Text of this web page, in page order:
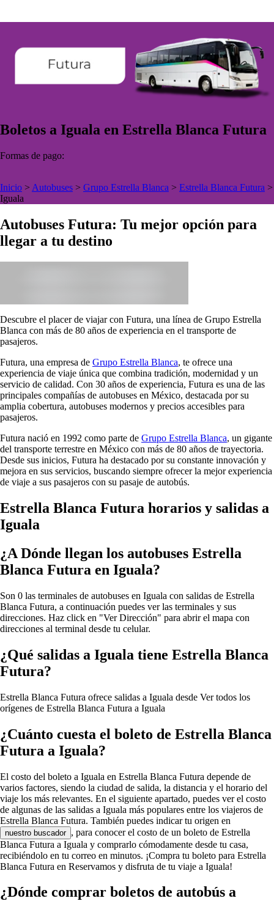
Boletos a Iguala en Estrella Blanca Futura
Formas de pago:
Inicio > Autobuses > Grupo Estrella Blanca > Estrella Blanca Futura >
Iguala
Autobuses Futura: Tu mejor opción para
llegar a tu destino
Descubre el placer de viajar con Futura, una línea de Grupo Estrella
Blanca con más de 80 años de experiencia en el transporte de
pasajeros.
Futura, una empresa de Grupo Estrella Blanca, te ofrece una
experiencia de viaje única que combina tradición, modernidad y un
servicio de calidad. Con 30 años de experiencia, Futura es una de las
principales compañías de autobuses en México, destacada por su
amplia cobertura, autobuses modernos y precios accesibles para
pasajeros.
Futura nació en 1992 como parte de Grupo Estrella Blanca, un gigante
del transporte terrestre en México con más de 80 años de trayectoria.
Desde sus inicios, Futura ha destacado por su constante innovación y
mejora en sus servicios, buscando siempre ofrecer la mejor experiencia
de viaje a sus pasajeros con su pasaje de autobús.
Estrella Blanca Futura horarios y salidas a
Iguala
¿A Dónde llegan los autobuses Estrella
Blanca Futura en Iguala?
Son 0 las terminales de autobuses en Iguala con salidas de Estrella
Blanca Futura, a continuación puedes ver las terminales y sus
direcciones. Haz click en "Ver Dirección" para abrir el mapa con
direcciones al terminal desde tu celular.
¿Qué salidas a Iguala tiene Estrella Blanca
Futura?
Estrella Blanca Futura ofrece salidas a Iguala desde Ver todos los
orígenes de Estrella Blanca Futura a Iguala
¿Cuánto cuesta el boleto de Estrella Blanca
Futura a Iguala?
El costo del boleto a Iguala en Estrella Blanca Futura depende de
varios factores, siendo la ciudad de salida, la distancia y el horario del
viaje los más relevantes. En el siguiente apartado, puedes ver el costo
de algunas de las salidas a Iguala más populares entre los viajeros de
Estrella Blanca Futura. También puedes indicar tu origen en
nuestro buscador , para conocer el costo de un boleto de Estrella
Blanca Futura a Iguala y comprarlo cómodamente desde tu casa,
recibiéndolo en tu correo en minutos. ¡Compra tu boleto para Estrella
Blanca Futura en Reservamos y disfruta de tu viaje a Iguala!
¿Dónde comprar boletos de autobús a